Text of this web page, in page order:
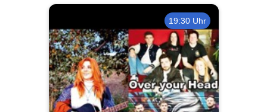
19:30 Uhr